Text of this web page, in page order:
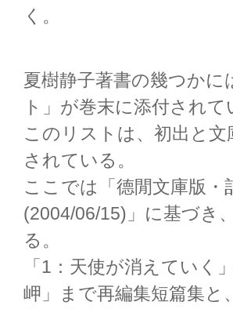
く。
夏樹静子著書の幾つかに
ト」が巻末に添付されて
このリストは、初出と
されている。
ここでは「德閒文庫版・
(2004/06/15)」に基づき
る。
「1：天使が消えてい
岬」まで再編集短篇集